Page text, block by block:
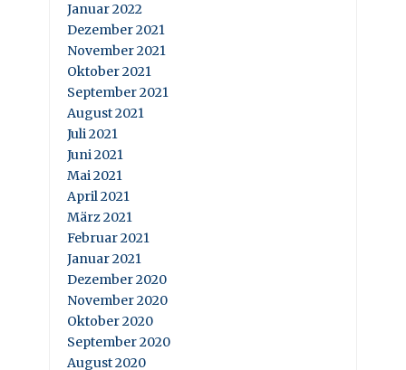
Januar 2022
Dezember 2021
November 2021
Oktober 2021
September 2021
August 2021
Juli 2021
Juni 2021
Mai 2021
April 2021
März 2021
Februar 2021
Januar 2021
Dezember 2020
November 2020
Oktober 2020
September 2020
August 2020